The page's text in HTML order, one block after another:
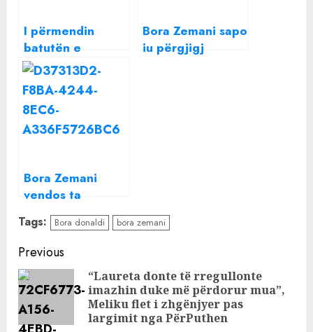
I përmendin
batutën e
Donaldit në
studio, Bora
Zemani habit me
përgjigjen
Bora Zemani sapo
iu përgjigj
Bora Zemani
vendos ta
vazhdojë dramën
shqiptare,
publikon foton e
Donaldit
Tags: Bora donaldi bora zemani
Continue
Reading
Previous
“Laureta donte të rregullonte
imazhin duke më përdorur mua”,
Meliku flet i zhgënjyer pas
largimit nga PërPuthen